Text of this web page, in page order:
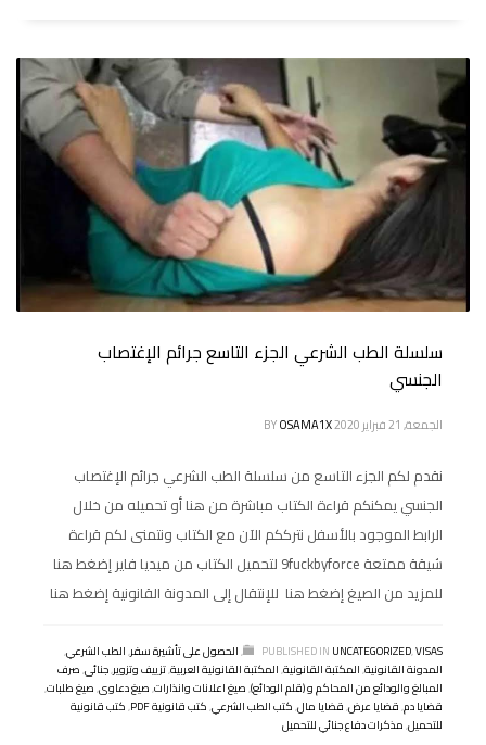
سلسلة الطب الشرعي الجزء التاسع جرائم الإغتصاب
الجنسي
الجمعة, 21 فبراير 2020 BYOSAMA1X
نقدم لكم الجزء التاسع من سلسلة الطب الشرعي جرائم الإغتصاب
الجنسي يمكنكم قراءة الكتاب مباشرة من هنا أو تحميله من خلال
الرابط الموجود بالأسفل نترككم الآن مع الكتاب ونتمنى لكم قراءة
شيقة ممتعة 9fuckbyforce لتحميل الكتاب من ميديا فاير إضغط هنا
للمزيد من الصيغ إضغط هنا للإنتقال إلى المدونة القانونية إضغط هنا
PUBLISHED IN UNCATEGORIZED,VISAS
,الحصول على تأشيرة سفر,الطب الشرعي,
المدونة القانونية,المكتبة القانونية,المكتبة القانونية العربية,تزييف وتزوير,جنائى,صرف
المبالغ والودائع من المحاكم و (قلم الودائع),صيغ اعلانات وانذارات,صيغ دعاوى,صيغ طلبات,
قضايا دم,قضايا عرض,قضايا مال,كتب الطب الشرعي,كتب قانونية PDF ,كتب قانونية
للتحميل,مذكرات دفاع جنائي للتحميل